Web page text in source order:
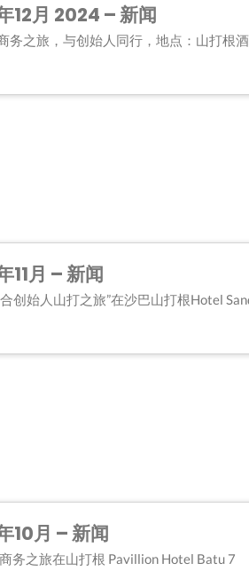
12月 2024 – 新闻
务之旅，与创始人同行，地点：山打根
11月 – 新闻
创始人山打之旅”在沙巴山打根Hotel
10月 – 新闻
务之旅在山打根 Pavillion Hotel Batu 7